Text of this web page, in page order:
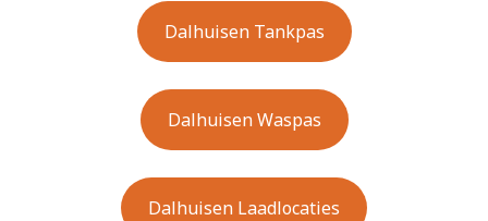
Dalhuisen Tankpas
Dalhuisen Waspas
Dalhuisen Laadlocaties